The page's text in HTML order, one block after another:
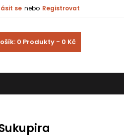
se nebo Registrovat
0 Produkty - 0 Kč